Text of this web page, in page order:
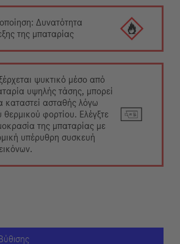
Δυνατότητα
της μπαταρίας
ψυκτικό μέσο από
υψηλής τάσης, μπορεί
καταστεί ασταθής λόγω
φορτίου. Ελέγξτε
της μπαταρίας με
υπέρυθρη συσκευή